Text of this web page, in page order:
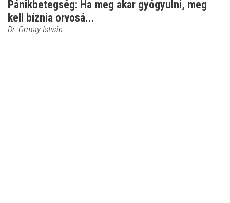
Pánikbetegség: Ha meg akar gyógyulni, meg
kell bíznia orvosá...
Dr. Ormay István